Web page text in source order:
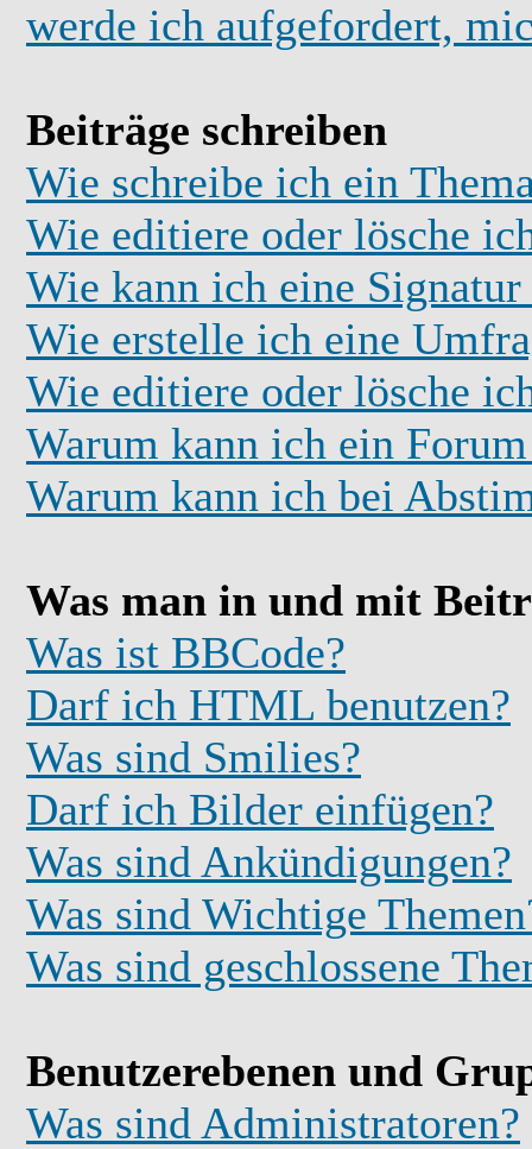
werde ich aufgefordert,
Beiträge schreiben
Wie schreibe ich ein
Wie editiere oder lösche
Wie kann ich eine Signatur
Wie erstelle ich eine
Wie editiere oder lösche
Warum kann ich ein
Warum kann ich bei
Was man in und mit
Was ist BBCode?
Darf ich HTML benutzen?
Was sind Smilies?
Darf ich Bilder einfügen?
Was sind Ankündigungen?
Was sind Wichtige
Was sind geschlossene
Benutzerebenen und
Was sind Administratoren?